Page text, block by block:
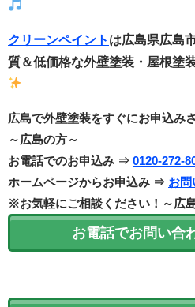
クリーンペイント は広島県広島
質＆低価格な外壁塗装・ 屋根塗
広島で外壁塗装をすぐにお申込み
～広島の方～
お電話でのお申込み ⇒ 0120-272-
ホームページからお申込み ⇒ お問
※お気軽にご相談ください！～広
お電話でお問い合